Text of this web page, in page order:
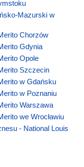
Mazurski w
Chorzów
Gdynia
Opole
Szczecin
w Gdańsku
w Poznaniu
Warszawa
we Wrocławiu
- National Louis